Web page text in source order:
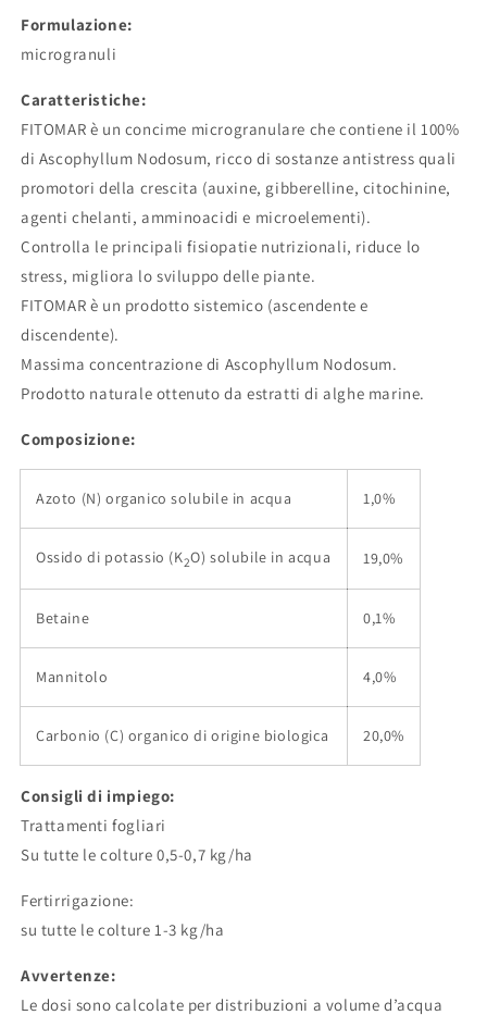
DI
ALGHE
FORMA
SOLIDA
Formulazione:
microgranuli
Caratteristiche:
FITOMAR è un concime microgranulare che contiene il 100%
di Ascophyllum Nodosum, ricco di sostanze antistress quali
promotori della crescita (auxine, gibberelline, citochinine,
agenti chelanti, amminoacidi e microelementi).
Controlla le principali fisiopatie nutrizionali, riduce lo
stress, migliora lo sviluppo delle piante.
FITOMAR è un prodotto sistemico (ascendente e
discendente).
Massima concentrazione di Ascophyllum Nodosum.
Prodotto naturale ottenuto da estratti di alghe marine.
Composizione:
Azoto (N) organico solubile in acqua 1,0%
Ossido di potassio (K2O) solubile in acqua 19,0%
Betaine 0,1%
Mannitolo 4,0%
Carbonio (C) organico di origine biologica 20,0%
Consigli di impiego:
Trattamenti fogliari
Su tutte le colture 0,5-0,7 kg/ha
Fertirrigazione:
su tutte le colture 1-3 kg/ha
Avvertenze:
Le dosi sono calcolate per distribuzioni a volume d’acqua